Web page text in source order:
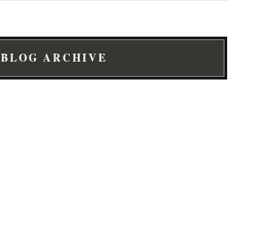
BLOG ARCHIVE